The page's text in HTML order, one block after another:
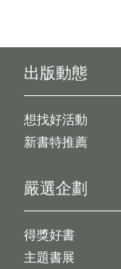
出版動態
想找好活動
新書特推薦
嚴選企劃
得獎好書
主題書展